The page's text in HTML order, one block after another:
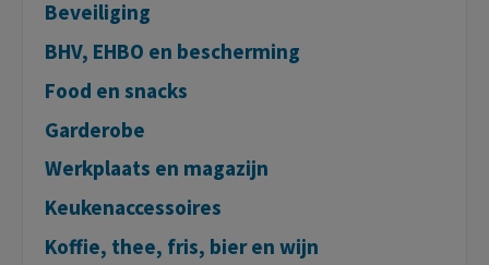
Beveiliging
BHV, EHBO en bescherming
Food en snacks
Garderobe
Werkplaats en magazijn
Keukenaccessoires
Koffie, thee, fris, bier en wijn